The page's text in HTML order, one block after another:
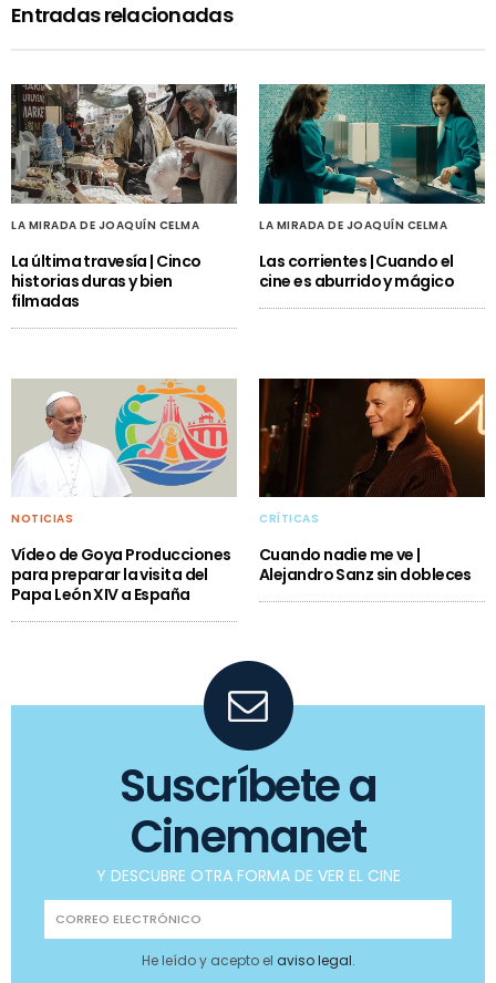
Entradas relacionadas
LA MIRADA DE JOAQUÍN CELMA
La última travesía | Cinco
historias duras y bien
filmadas
LA MIRADA DE JOAQUÍN CELMA
Las corrientes | Cuando el
cine es aburrido y mágico
NOTICIAS
Vídeo de Goya Producciones
para preparar la visita del
Papa León XIV a España
CRÍTICAS
Cuando nadie me ve |
Alejandro Sanz sin dobleces
Suscríbete a
Cinemanet
Y DESCUBRE OTRA FORMA DE VER EL CINE
He leído y acepto el aviso legal.